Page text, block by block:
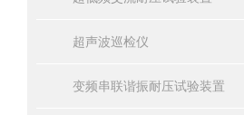
超声波巡检仪
变频串联谐振耐压试验装置